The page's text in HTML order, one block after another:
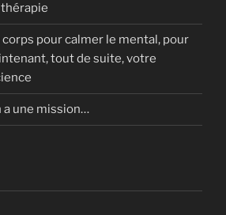
pour calmer le mental, pour
tout de suite, votre
a une mission…